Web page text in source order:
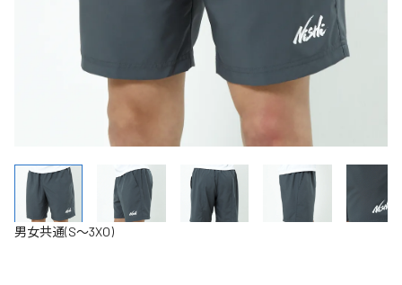
男女共通(S～3XO)